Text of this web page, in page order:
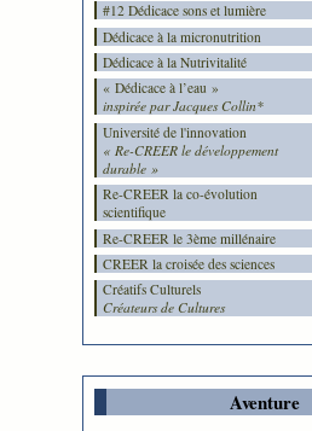
#12 Dédicace sons et lumière
Dédicace à la micronutrition
Dédicace à la Nutrivitalité
« Dédicace à l’eau »
inspirée par Jacques Collin*
Université de l'innovation
« Re-CREER le développement
durable »
Re-CREER la co-évolution
scientifique
Re-CREER le 3ème millénaire
CREER la croisée des sciences
Créatifs Culturels
Créateurs de Cultures
Aventure